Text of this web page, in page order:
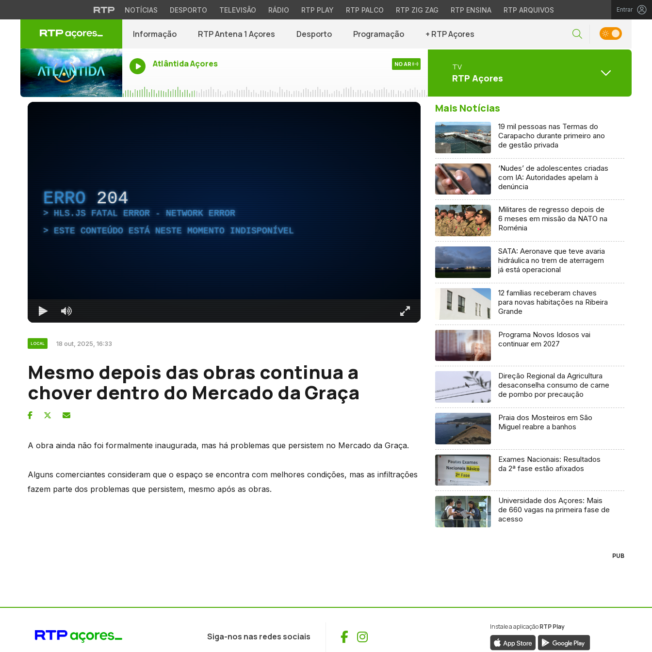
NOTÍCIAS DESPORTO TELEVISÃO RÁDIO RTP PLAY RTP PALCO RTP ZIG ZAG RTP ENSINA RTP ARQUIVOS Entrar
Informação RTP Antena 1 Açores Desporto Programação + RTP Açores
Atlântida Açores NO AR TV
RTP Açores
ERRO 204
HLS.JS FATAL ERROR - NETWORK ERROR
ESTE CONTEÚDO ESTÁ NESTE MOMENTO INDISPONÍVEL
LOCAL 18 out, 2025, 16:33
Mesmo depois das obras continua a
chover dentro do Mercado da Graça
A obra ainda não foi formalmente inaugurada, mas há problemas que persistem no Mercado da Graça.
Alguns comerciantes consideram que o espaço se encontra com melhores condições, mas as infiltrações
fazem parte dos problemas que persistem, mesmo após as obras.
Mais Notícias
19 mil pessoas nas Termas do
Carapacho durante primeiro ano
de gestão privada
‘Nudes’ de adolescentes criadas
com IA: Autoridades apelam à
denúncia
Militares de regresso depois de
6 meses em missão da NATO na
Roménia
SATA: Aeronave que teve avaria
hidráulica no trem de aterragem
já está operacional
12 famílias receberam chaves
para novas habitações na Ribeira
Grande
Programa Novos Idosos vai
continuar em 2027
Direção Regional da Agricultura
desaconselha consumo de carne
de pombo por precaução
Praia dos Mosteiros em São
Miguel reabre a banhos
Exames Nacionais: Resultados
da 2ª fase estão afixados
Universidade dos Açores: Mais
de 660 vagas na primeira fase de
acesso
PUB
Siga-nos nas redes sociais Facebook
Instagram
Instale a aplicaçãoRTP Play